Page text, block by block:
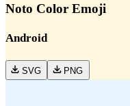
Noto Color Emoji
Android
SVG PNG